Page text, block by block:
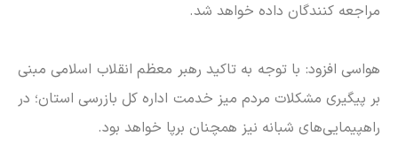
مراجعه کنندگان داده خواهد شد.
هواسی افزود: با توجه به تاکید رهبر معظم انقلاب اسلامی مبنی
بر پیگیری مشکلات مردم میز خدمت اداره کل بازرسی استان؛ در
راهپیمایی‌های شبانه نیز همچنان برپا خواهد بود.